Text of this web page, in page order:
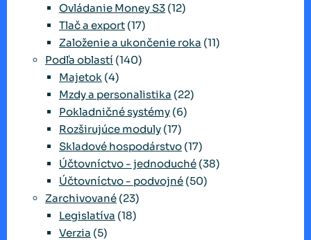
Ovládanie Money S3 (12)
Tlač a export (17)
Založenie a ukončenie roka (11)
Podľa oblastí (140)
Majetok (4)
Mzdy a personalistika (22)
Pokladničné systémy (6)
Rozširujúce moduly (17)
Skladové hospodárstvo (17)
Účtovníctvo - jednoduché (38)
Účtovníctvo - podvojné (50)
Zarchivované (23)
Legislatíva (18)
Verzia (5)